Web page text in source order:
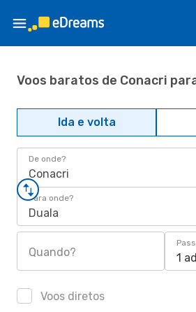
Voos baratos de Conacri
Ida e volta
De onde?
Conacri
Para onde?
Duala
Quando? 1
Voos diretos